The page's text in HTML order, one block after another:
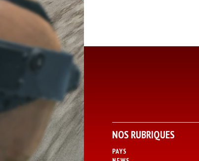
NOS RUBRIQUES
PAYS